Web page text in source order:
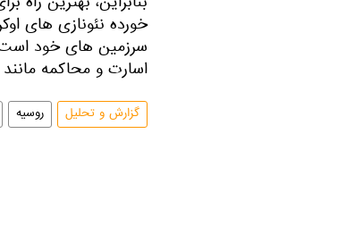
خورده نئونازی های
سرزمین های خود است
اسارت و محاکمه
گزارش و تحلیل روسیه